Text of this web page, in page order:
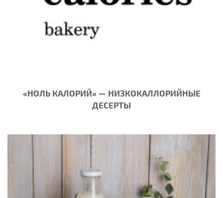
«НОЛЬ КАЛОРИЙ» — НИЗКОКАЛЛОРИЙНЫЕ
ДЕСЕРТЫ